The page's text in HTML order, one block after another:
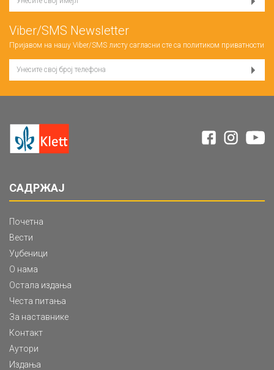
Viber/SMS Newsletter
Пријавом на нашу Viber/SMS листу сагласни сте са политиком приватности
САДРЖАЈ
Почетна
Вести
Уџбеници
О нама
Остала издања
Честа питања
За наставнике
Контакт
Аутори
Издања